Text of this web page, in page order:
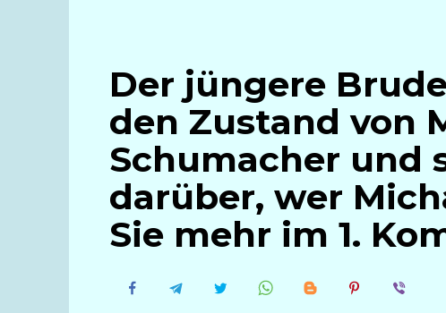
Der jüngere
den Zustand von
Schumacher und
darüber, wer
Sie mehr im 1.